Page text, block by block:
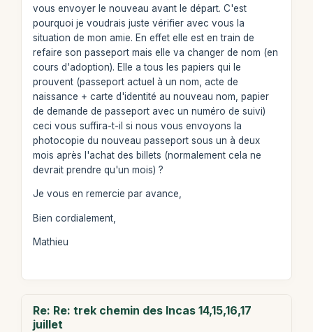
vous envoyer le nouveau avant le départ. C'est
pourquoi je voudrais juste vérifier avec vous la
situation de mon amie. En effet elle est en train de
refaire son passeport mais elle va changer de nom (en
cours d'adoption). Elle a tous les papiers qui le
prouvent (passeport actuel à un nom, acte de
naissance + carte d'identité au nouveau nom, papier
de demande de passeport avec un numéro de suivi)
ceci vous suffira-t-il si nous vous envoyons la
photocopie du nouveau passeport sous un à deux
mois après l'achat des billets (normalement cela ne
devrait prendre qu'un mois) ?
Je vous en remercie par avance,
Bien cordialement,
Mathieu
Re: Re: trek chemin des Incas 14,15,16,17
juillet